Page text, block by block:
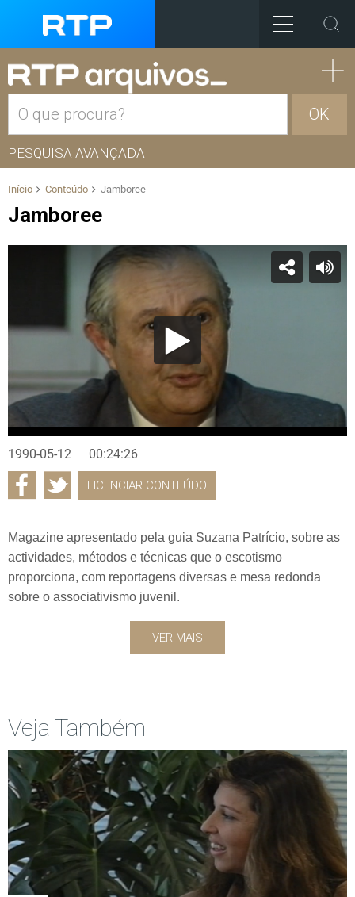
OK
PESQUISA AVANÇADA
Início Conteúdo Jamboree
Jamboree
1990-05-12 00:24:26
LICENCIAR CONTEÚDO
Magazine apresentado pela guia Suzana Patrício, sobre as
actividades, métodos e técnicas que o escotismo
proporciona, com reportagens diversas e mesa redonda
sobre o associativismo juvenil.
VER MAIS
Veja Também